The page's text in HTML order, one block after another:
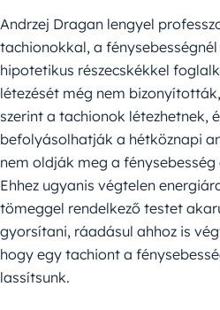
Andrzej Dragan lengyel
tachionokkal, a
hipotetikus részecskékkel
létezését még nem
szerint a tachionok létezhetnek,
befolyásolhatják a hétköznapi
nem oldják meg a
Ehhez ugyanis végtelen
tömeggel rendelkező testet
gyorsítani, ráadásul ahhoz is
hogy egy tachiont a
lassítsunk.